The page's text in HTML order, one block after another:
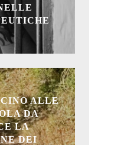
ALLE
DA
LA
DEI